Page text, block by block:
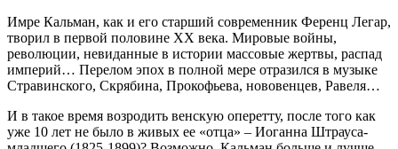
Имре Кальман, как и его старший современник Ференц Легар,
творил в первой половине ХХ века. Мировые войны,
революции, невиданные в истории массовые жертвы, распад
империй… Перелом эпох в полной мере отразился в музыке
Стравинского, Скрябина, Прокофьева, нововенцев, Равеля…
И в такое время возродить венскую оперетту, после того как
уже 10 лет не было в живых ее «отца» – Иоганна Штрауса-